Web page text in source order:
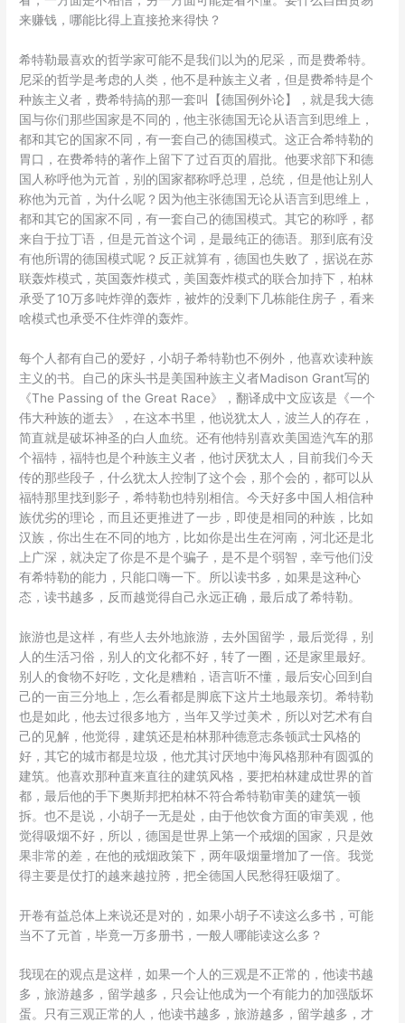
来赚钱，哪能比得上直接抢来得快？
希特勒最喜欢的哲学家可能不是我们以为的尼采，而是费希特。
尼采的哲学是考虑的人类，他不是种族主义者，但是费希特是个
种族主义者，费希特搞的那一套叫【德国例外论】，就是我大德
国与你们那些国家是不同的，他主张德国无论从语言到思维上，
都和其它的国家不同，有一套自己的德国模式。这正合希特勒的
胃口，在费希特的著作上留下了过百页的眉批。他要求部下和德
国人称呼他为元首，别的国家都称呼总理，总统，但是他让别人
称他为元首，为什么呢？因为他主张德国无论从语言到思维上，
都和其它的国家不同，有一套自己的德国模式。其它的称呼，都
来自于拉丁语，但是元首这个词，是最纯正的德语。那到底有没
有他所谓的德国模式呢？反正就算有，德国也失败了，据说在苏
联轰炸模式，英国轰炸模式，美国轰炸模式的联合加持下，柏林
承受了10万多吨炸弹的轰炸，被炸的没剩下几栋能住房子，看来
啥模式也承受不住炸弹的轰炸。
每个人都有自己的爱好，小胡子希特勒也不例外，他喜欢读种族
主义的书。自己的床头书是美国种族主义者Madison Grant写的
《The Passing of the Great Race》，翻译成中文应该是《一个
伟大种族的逝去》，在这本书里，他说犹太人，波兰人的存在，
简直就是破坏神圣的白人血统。还有他特别喜欢美国造汽车的那
个福特，福特也是个种族主义者，他讨厌犹太人，目前我们今天
传的那些段子，什么犹太人控制了这个会，那个会的，都可以从
福特那里找到影子，希特勒也特别相信。今天好多中国人相信种
族优劣的理论，而且还更推进了一步，即使是相同的种族，比如
汉族，你出生在不同的地方，比如你是出生在河南，河北还是北
上广深，就决定了你是不是个骗子，是不是个弱智，幸亏他们没
有希特勒的能力，只能口嗨一下。所以读书多，如果是这种心
态，读书越多，反而越觉得自己永远正确，最后成了希特勒。
旅游也是这样，有些人去外地旅游，去外国留学，最后觉得，别
人的生活习俗，别人的文化都不好，转了一圈，还是家里最好。
别人的食物不好吃，文化是糟粕，语言听不懂，最后安心回到自
己的一亩三分地上，怎么看都是脚底下这片土地最亲切。希特勒
也是如此，他去过很多地方，当年又学过美术，所以对艺术有自
己的见解，他觉得，建筑还是柏林那种德意志条顿武士风格的
好，其它的城市都是垃圾，他尤其讨厌地中海风格那种有圆弧的
建筑。他喜欢那种直来直往的建筑风格，要把柏林建成世界的首
都，最后他的手下奥斯邦把柏林不符合希特勒审美的建筑一顿
拆。也不是说，小胡子一无是处，由于他饮食方面的审美观，他
觉得吸烟不好，所以，德国是世界上第一个戒烟的国家，只是效
果非常的差，在他的戒烟政策下，两年吸烟量增加了一倍。我觉
得主要是仗打的越来越拉胯，把全德国人民愁得狂吸烟了。
开卷有益总体上来说还是对的，如果小胡子不读这么多书，可能
当不了元首，毕竟一万多册书，一般人哪能读这么多？
我现在的观点是这样，如果一个人的三观是不正常的，他读书越
多，旅游越多，留学越多，只会让他成为一个有能力的加强版坏
蛋。只有三观正常的人，他读书越多，旅游越多，留学越多，才